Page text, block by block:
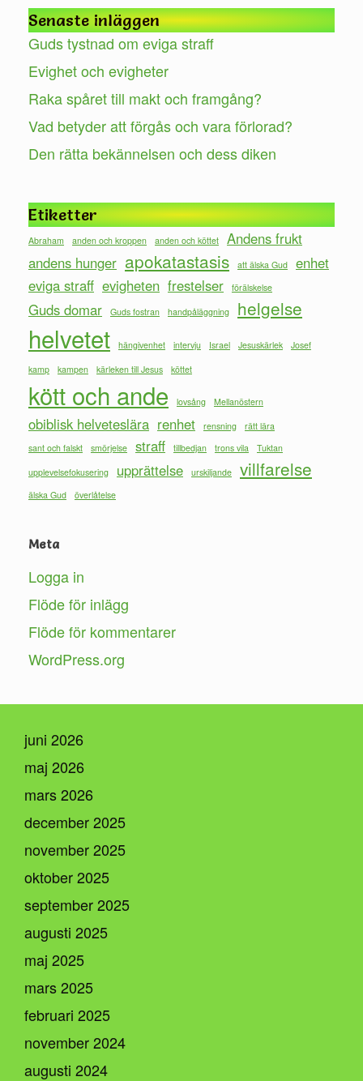
Senaste inläggen
Guds tystnad om eviga straff
Evighet och evigheter
Raka spåret till makt och framgång?
Vad betyder att förgås och vara förlorad?
Den rätta bekännelsen och dess diken
Etiketter
Abraham anden och kroppen anden och köttet
Andens frukt
andens hunger apokatastasis att älska Gud
enhet
eviga straff evigheten frestelser förälskelse
Guds domar Guds fostran handpåläggning helgelse
helvetet hängivenhet intervju Israel Jesuskärlek
Josef
kamp
kampen kärleken till Jesus köttet
kött och ande lovsång Mellanöstern
obiblisk helveteslära renhet rensning
rätt lära
sant och falskt
smörjelse straff tillbedjan trons vila
Tuktan
upplevelsefokusering
upprättelse urskiljande villfarelse
älska Gud överlåtelse
Meta
Logga in
Flöde för inlägg
Flöde för kommentarer
WordPress.org
juni 2026
maj 2026
mars 2026
december 2025
november 2025
oktober 2025
september 2025
augusti 2025
maj 2025
mars 2025
februari 2025
november 2024
augusti 2024